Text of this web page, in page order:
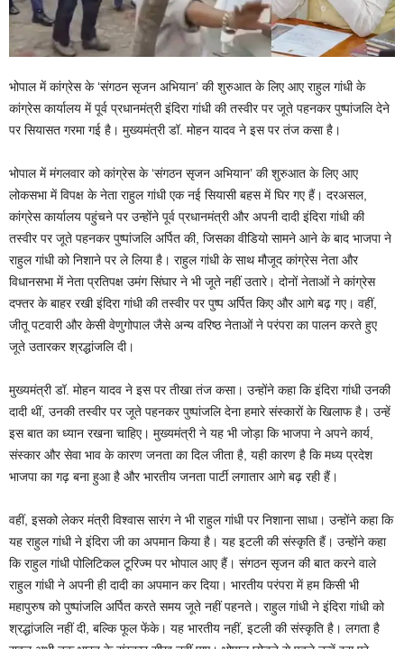
भोपाल में कांग्रेस के ‘संगठन सृजन अभियान’ की शुरुआत के लिए आए राहुल गांधी के
कांग्रेस कार्यालय में पूर्व प्रधानमंत्री इंदिरा गांधी की तस्वीर पर जूते पहनकर पुष्पांजलि देने
पर सियासत गरमा गई है। मुख्यमंत्री डॉ. मोहन यादव ने इस पर तंज कसा है।
भोपाल में मंगलवार को कांग्रेस के ‘संगठन सृजन अभियान’ की शुरुआत के लिए आए
लोकसभा में विपक्ष के नेता राहुल गांधी एक नई सियासी बहस में घिर गए हैं। दरअसल,
कांग्रेस कार्यालय पहुंचने पर उन्होंने पूर्व प्रधानमंत्री और अपनी दादी इंदिरा गांधी की
तस्वीर पर जूते पहनकर पुष्पांजलि अर्पित की, जिसका वीडियो सामने आने के बाद भाजपा ने
राहुल गांधी को निशाने पर ले लिया है। राहुल गांधी के साथ मौजूद कांग्रेस नेता और
विधानसभा में नेता प्रतिपक्ष उमंग सिंघार ने भी जूते नहीं उतारे। दोनों नेताओं ने कांग्रेस
दफ्तर के बाहर रखी इंदिरा गांधी की तस्वीर पर पुष्प अर्पित किए और आगे बढ़ गए। वहीं,
जीतू पटवारी और केसी वेणुगोपाल जैसे अन्य वरिष्ठ नेताओं ने परंपरा का पालन करते हुए
जूते उतारकर श्रद्धांजलि दी।
मुख्यमंत्री डॉ. मोहन यादव ने इस पर तीखा तंज कसा। उन्होंने कहा कि इंदिरा गांधी उनकी
दादी थीं, उनकी तस्वीर पर जूते पहनकर पुष्पांजलि देना हमारे संस्कारों के खिलाफ है। उन्हें
इस बात का ध्यान रखना चाहिए। मुख्यमंत्री ने यह भी जोड़ा कि भाजपा ने अपने कार्य,
संस्कार और सेवा भाव के कारण जनता का दिल जीता है, यही कारण है कि मध्य प्रदेश
भाजपा का गढ़ बना हुआ है और भारतीय जनता पार्टी लगातार आगे बढ़ रही हैं।
वहीं, इसको लेकर मंत्री विश्वास सारंग ने भी राहुल गांधी पर निशाना साधा। उन्होंने कहा कि
यह राहुल गांधी ने इंदिरा जी का अपमान किया है। यह इटली की संस्कृति हैं। उन्होंने कहा
कि राहुल गांधी पोलिटिकल टूरिज्म पर भोपाल आए हैं। संगठन सृजन की बात करने वाले
राहुल गांधी ने अपनी ही दादी का अपमान कर दिया। भारतीय परंपरा में हम किसी भी
महापुरुष को पुष्पांजलि अर्पित करते समय जूते नहीं पहनते। राहुल गांधी ने इंदिरा गांधी को
श्रद्धांजलि नहीं दी, बल्कि फूल फेंके। यह भारतीय नहीं, इटली की संस्कृति है। लगता है